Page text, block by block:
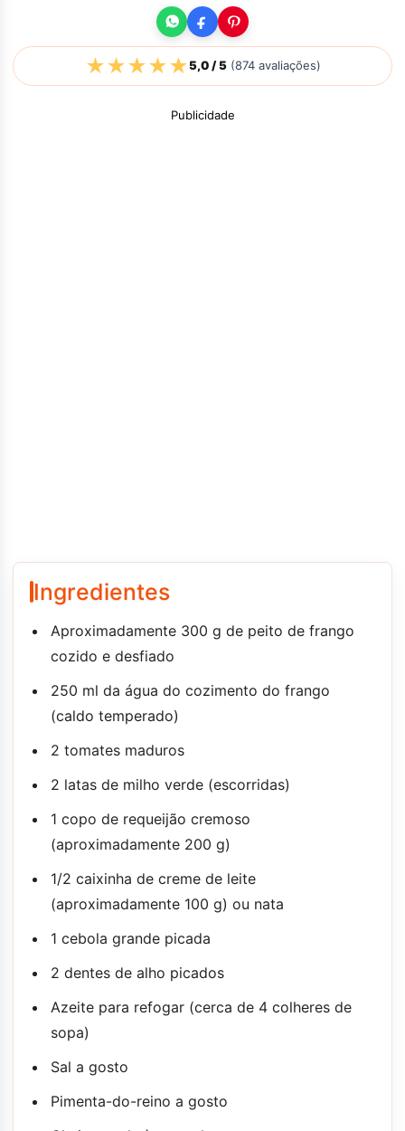
★★★★★5,0/ 5(874avaliações)
Publicidade
Ingredientes
Aproximadamente 300 g de peito de frango
cozido e desfiado
250 ml da água do cozimento do frango
(caldo temperado)
2 tomates maduros
2 latas de milho verde (escorridas)
1 copo de requeijão cremoso
(aproximadamente 200 g)
1/2 caixinha de creme de leite
(aproximadamente 100 g) ou nata
1 cebola grande picada
2 dentes de alho picados
Azeite para refogar (cerca de 4 colheres de
sopa)
Sal a gosto
Pimenta-do-reino a gosto